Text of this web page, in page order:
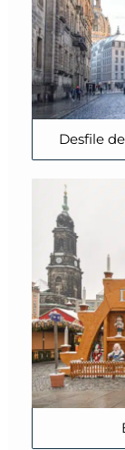
Desfile